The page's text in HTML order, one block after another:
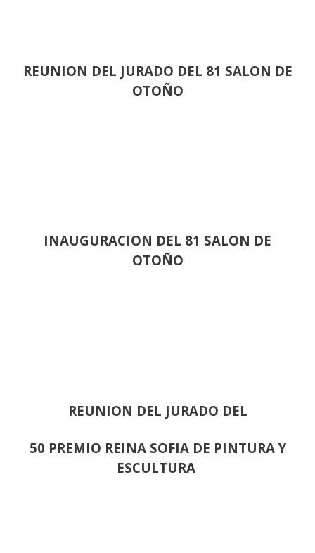
REUNION DEL JURADO DEL 81 SALON DE
OTOÑO
INAUGURACION DEL 81 SALON DE
OTOÑO
REUNION DEL JURADO DEL
50 PREMIO REINA SOFIA DE PINTURA Y
ESCULTURA